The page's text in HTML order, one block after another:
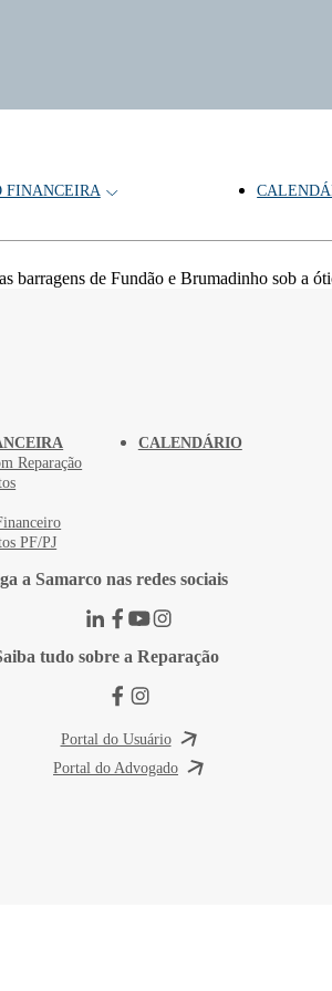
FINANCEIRA
barragens de Fundão e Brumadinho sob a
Reparação
PF/PJ
CALENDÁRIO
a Samarco nas redes sociais
tudo sobre a Reparação
Portal do Usuário
Portal do Advogado